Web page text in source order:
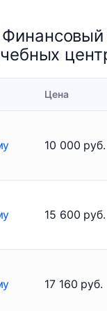
Цена
10 000 руб.
15 600 руб.
17 160 руб.